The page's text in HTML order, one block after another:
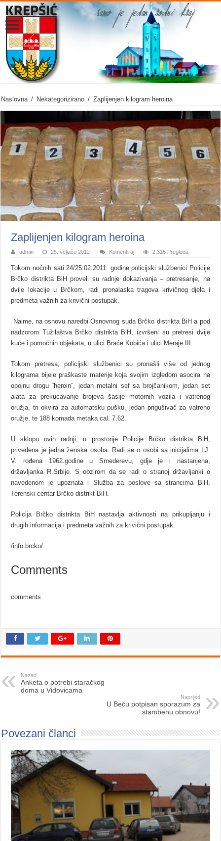
Naslovna / Nekategorizirano / Zaplijenjen kilogram heroina
Zaplijenjen kilogram heroina
admin 25. veljače 2011. Komentiraj 2,316 Pregleda
Tokom noćnih sati 24/25.02.2011. godine policijski službenici Policije
Brčko distrikta BiH proveli su radnje dokazivanja – pretresanje, na
dvije lokacije u Brčkom, radi pronalaska tragova krivičnog djela i
predmeta važnih za krivični postupak.
Naime, na osnovu naredbi Osnovnog suda Brčko distrikta BiH a pod
nadzorom Tužilaštva Brčko distrikta BiH, izvršeni su pretresi dvije
kuće i pomoćnih objekata, u ulici Braće Kobića i ulici Meraje III.
Tokom pretresa, policijski službenici su pronašli više od jednog
kilograma bijele praškaste materije koja svojim izgledom asocira na
opojnu drogu ¨heroin¨, jedan metalni sef sa brojčanikom, jedan set
alata za prekucavanje brojeva šasije motornih vozila i vatrenog
oružja, tri okvira za automatsku pušku, jedan prigušivač za vatreno
oružje, te 188 komada metaka cal. 7,62.
U sklopu ovih radnji, u prostorije Policije Brčko distrikta BiH,
privedena je jedna ženska osoba. Radi se o osobi sa inicijalima LJ.
V. rođena 1962.godine u Smederevu, gdje je i nastanjena,
državljanka R.Srbije. S obzirom da se radi o stranoj državljanki o
navedenom je upoznata i Služba za poslove sa strancima BiH,
Terenski centar Brčko distrikt BiH.
Policija Brčko distrikta BiH nastavlja aktivnosti na prikupljanju i
drugih informacija i predmeta važnih za krivični postupak.
/info.brcko/
Comments
comments
Nazad
Anketa o potrebi staračkog
doma u Vidovicama
Naprijed
U Beču potpisan sporazum za
stambenu obnovu!
Povezani članci